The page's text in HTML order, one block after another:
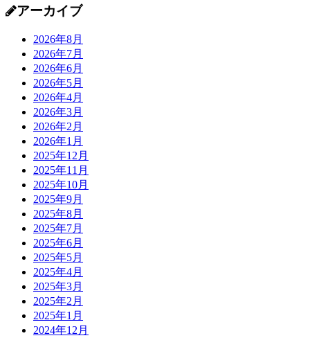
アーカイブ
2026年8月
2026年7月
2026年6月
2026年5月
2026年4月
2026年3月
2026年2月
2026年1月
2025年12月
2025年11月
2025年10月
2025年9月
2025年8月
2025年7月
2025年6月
2025年5月
2025年4月
2025年3月
2025年2月
2025年1月
2024年12月